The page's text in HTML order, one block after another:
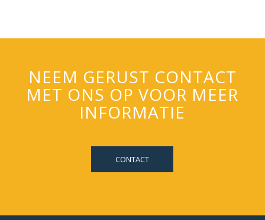
NEEM GERUST CONTACT
MET ONS OP VOOR MEER
INFORMATIE
CONTACT